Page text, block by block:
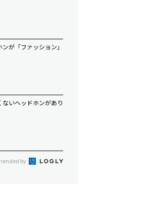
が「ファッション」
いヘッドホンがあり
by